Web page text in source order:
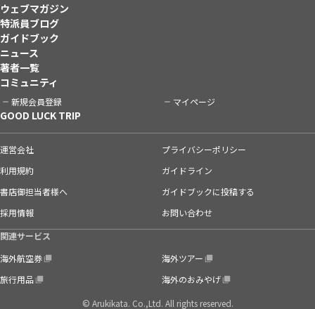
ウェブマガジン
特派員ブログ
ガイドブック
ニュース
著者一覧
コミュニティ
新規会員登録 マイページ
GOOD LUCK TRIP
運営会社
プライバシーポリシー
利用規約
ガイドライン
書店御担当者様へ
ガイドブックに投稿する
採用情報
お問い合わせ
関連サービス
海外航空券
海外ツアー
旅行用品
海外のおみやげ
© Arukikata. Co.,Ltd. All rights reserved.